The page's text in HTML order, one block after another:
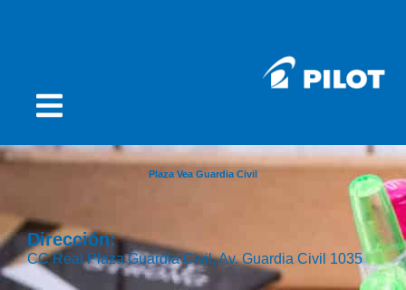
Plaza Vea Guardia Civil
Dirección:
CC Real Plaza Guardia Civil, Av. Guardia Civil 1035